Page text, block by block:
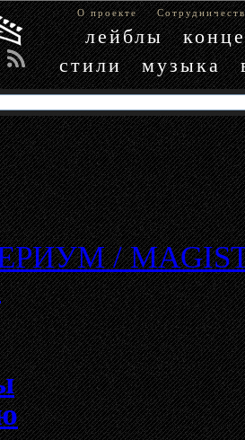
О проекте
лейблы
стили
музыка
/